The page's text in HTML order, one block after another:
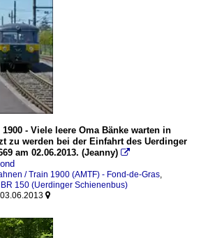
- Viele leere Oma Bänke warten in
zu werden bei der Einfahrt des Uerdinger
am 02.06.2013. (Jeanny) 
/ Train 1900 (AMTF) - Fond-de-Gras,
150 (Uerdinger Schienenbus)
